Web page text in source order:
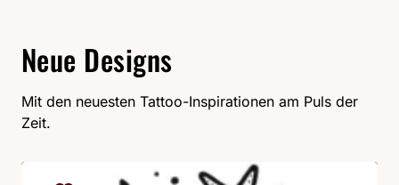
Neue Designs
Mit den neuesten Tattoo-Inspirationen am Puls der
Zeit.